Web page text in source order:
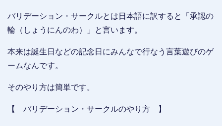
バリデーション・サークルとは日本語に訳すると「承認の
輪（しょうにんのわ）」と言います。
本来は誕生日などの記念日にみんなで行なう言葉遊びのゲ
ームなんです。
そのやり方は簡単です。
【 バリデーション・サークルのやり方 】